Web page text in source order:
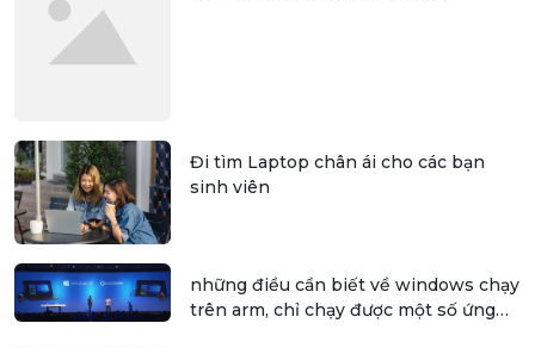
Đi tìm Laptop chân ái cho các bạn
sinh viên
những điều cần biết về windows chạy
trên arm, chỉ chạy được một số ứng